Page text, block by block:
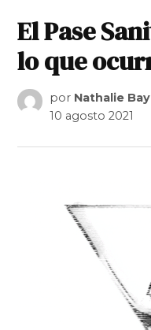
El Pase
lo que
por Nathalie
10 agosto 2021